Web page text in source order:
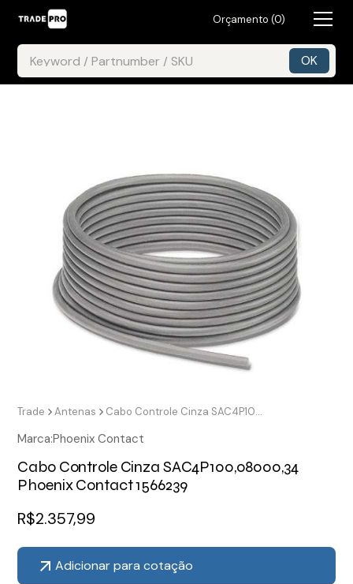
Orçamento (0)
Trade Antenas Cabo Controle Cinza SAC4P100,08000,34 Phoenix Contact 1566239
Marca:Phoenix Contact
Cabo Controle Cinza SAC4P100,08000,34
Phoenix Contact 1566239
R$2.357,99
Adicionar para cotação